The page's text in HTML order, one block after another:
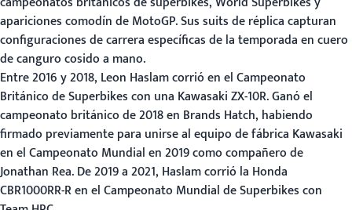
apariciones comodín de MotoGP. Sus suits de réplica capturan
configuraciones de carrera específicas de la temporada en cuero
de canguro cosido a mano.
Entre 2016 y 2018, Leon Haslam corrió en el Campeonato
Británico de Superbikes con una Kawasaki ZX-10R. Ganó el
campeonato británico de 2018 en Brands Hatch, habiendo
firmado previamente para unirse al equipo de fábrica Kawasaki
en el Campeonato Mundial en 2019 como compañero de
Jonathan Rea. De 2019 a 2021, Haslam corrió la Honda
CBR1000RR-R en el Campeonato Mundial de Superbikes con